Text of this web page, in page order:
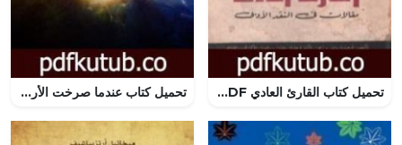
تحميل كتاب القارئ العادي PDF تأليف فرجينيا وولف مجانا [كامل] تحميل كتاب عندما صرخت الأرض PDF تأليف آرثر كونان دويل مجانا [كامل]